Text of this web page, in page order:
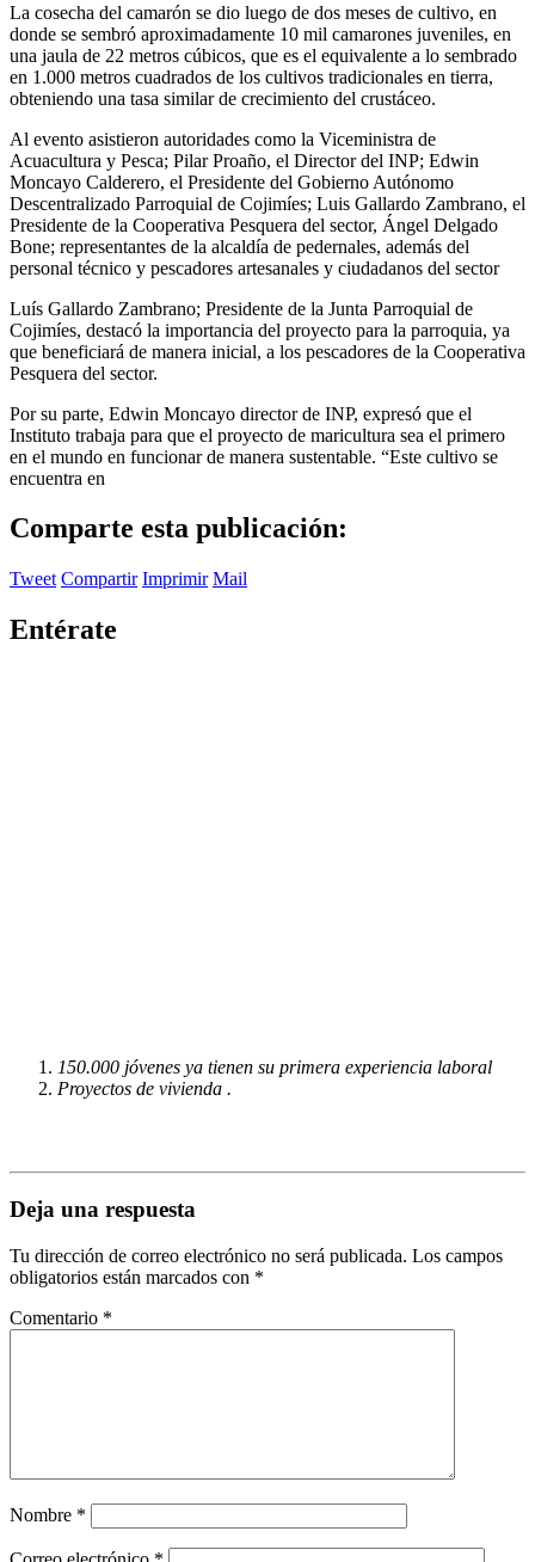
La cosecha del camarón se dio luego de dos meses de cultivo, en
donde se sembró aproximadamente 10 mil camarones juveniles, en
una jaula de 22 metros cúbicos, que es el equivalente a lo sembrado
en 1.000 metros cuadrados de los cultivos tradicionales en tierra,
obteniendo una tasa similar de crecimiento del crustáceo.
Al evento asistieron autoridades como la Viceministra de
Acuacultura y Pesca; Pilar Proaño, el Director del INP; Edwin
Moncayo Calderero, el Presidente del Gobierno Autónomo
Descentralizado Parroquial de Cojimíes; Luis Gallardo Zambrano, el
Presidente de la Cooperativa Pesquera del sector, Ángel Delgado
Bone; representantes de la alcaldía de pedernales, además del
personal técnico y pescadores artesanales y ciudadanos del sector
Luís Gallardo Zambrano; Presidente de la Junta Parroquial de
Cojimíes, destacó la importancia del proyecto para la parroquia, ya
que beneficiará de manera inicial, a los pescadores de la Cooperativa
Pesquera del sector.
Por su parte, Edwin Moncayo director de INP, expresó que el
Instituto trabaja para que el proyecto de maricultura sea el primero
en el mundo en funcionar de manera sustentable. “Este cultivo se
encuentra en
Comparte esta publicación:
Tweet Compartir Imprimir Mail
Entérate
150.000 jóvenes ya tienen su primera experiencia laboral
Proyectos de vivienda .
Deja una respuesta
Tu dirección de correo electrónico no será publicada. Los campos
obligatorios están marcados con *
Comentario *
Nombre *